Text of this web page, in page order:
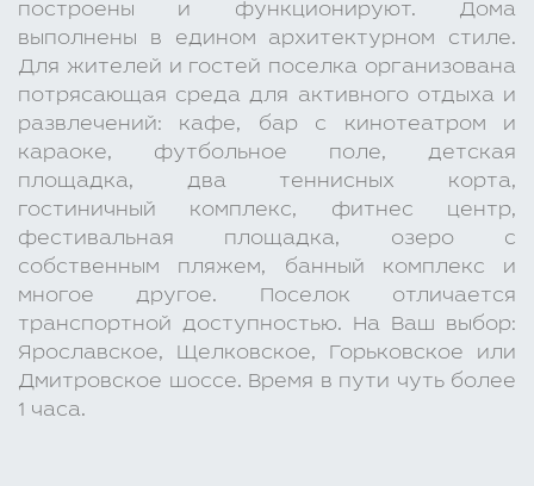
построены и функционируют. Дома
выполнены в едином архитектурном стиле.
Для жителей и гостей поселка организована
потрясающая среда для активного отдыха и
развлечений: кафе, бар с кинотеатром и
караоке, футбольное поле, детская
площадка, два теннисных корта,
гостиничный комплекс, фитнес центр,
фестивальная площадка, озеро с
собственным пляжем, банный комплекс и
многое другое. Поселок отличается
транспортной доступностью. На Ваш выбор:
Ярославское, Щелковское, Горьковское или
Дмитровское шоссе. Время в пути чуть более
1 часа.